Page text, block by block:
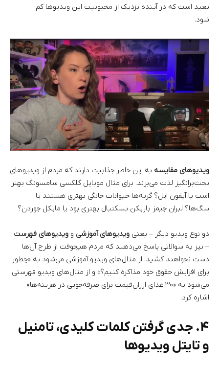
بعید است که در آینده نزدیک از محبوبیت این ویدیوها کم
شود.
ویدیوهای مقایسه به این خاطر جذابیت دارند که مردم از ویدیوهای
بحث‌برانگیز لذت می‌برند. برای مثال موبایل گلکسی سامسونگ بهتر
است یا آیفون اپل؟ گربه‌ها حیوانات خانگی بهتری هستند یا
سگ‌ها؟ لبران جیمز بازیکن بسکتبال بهتری بود یا مایکل جوردن؟
دو نوع ویدیو دیگر – یعنی ویدیوهای آموزشی و ویدیوهای فهرست
– نیز به سوالاتی پاسخ می‌دهند که مردم هیچوقت از طرح آن‌ها
دست نخواهند کشید. از مثال‌های ویدیو آموزشی می‌شود به «چطور
برای افزایش حقوق خود مذاکره کنیم؟» و از مثال‌های ویدیو فهرستی
می‌شود به «۳۰ غذای ارزان‌قیمت برای صرفه‌جویی در هزینه‌ها»
اشاره کرد.
۴. جدی گرفتن کلمات کلیدی، تامنیل
و تایتل ویدیوها